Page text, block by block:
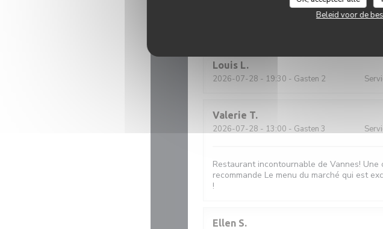
Beleid voor de
Tout était parfait : qualité et présentation
Louis L
2026-07-28 - 19:30 - Gasten 2
Valerie T
2026-07-28 - 13:00 - Gasten 3
Restaurant incontournable de Vannes! Une
recommande Le menu du marché qui est
!
Ellen S